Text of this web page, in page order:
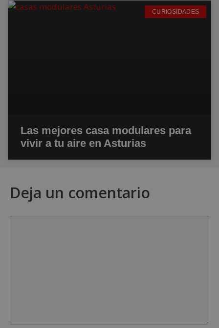
CURIOSIDADES
Las mejores casa modulares para
vivir a tu aire en Asturias
Deja un comentario